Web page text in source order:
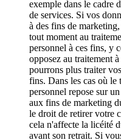
exemple dans le cadre
de services. Si vos
à des fins de
tout moment au
personnel à ces fins, y
opposez au traitement
pourrons plus traiter
fins. Dans les cas où le
personnel repose sur
aux fins de marketing
le droit de retirer votre
cela n'affecte la licéité
avant son retrait. Si